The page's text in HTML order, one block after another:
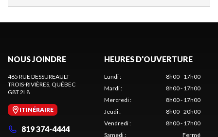
NOUS JOINDRE
465 RUE DESSUREAULT
TROIS-RIVIÈRES, QUÉBEC
G8T 2L8
ITINÉRAIRE
819 374-4444
HEURES D'OUVERTURE
Lundi:
8h00 - 17h00
Mardi:
8h00 - 17h00
Mercredi:
8h00 - 17h00
Jeudi:
8h00 - 20h00
Vendredi:
8h00 - 17h00
Samedi:
Fermé